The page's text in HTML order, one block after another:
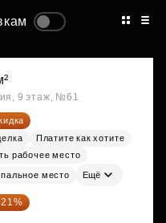
9 этаж, №61
Платите как хотите
рабочее место
место Ещё